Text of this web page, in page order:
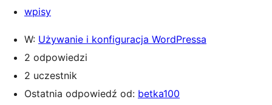
wpisy
W: Używanie i konfiguracja WordPressa
2 odpowiedzi
2 uczestnik
Ostatnia odpowiedź od: betka100